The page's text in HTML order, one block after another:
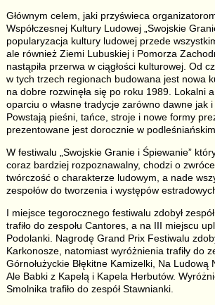
Głównym celem, jaki przyświeca
Współczesnej Kultury Ludowej „Swojskie
popularyzacja kultury ludowej przede
ale również Ziemi Lubuskiej i Pomorza
nastąpiła przerwa w ciągłości kulturowej. Od
w tych trzech regionach budowana jest nowa
na dobre rozwinęła się po roku 1989. Lokalni
oparciu o własne tradycje zarówno dawne jak i
Powstają pieśni, tańce, stroje i nowe formy
prezentowane jest dorocznie w
W festiwalu „Swojskie Granie i Śpiewanie”
coraz bardziej rozpoznawalny, chodzi o
twórczość o charakterze ludowym, a nade
zespołów do tworzenia i występów
I miejsce tegorocznego festiwalu zdobył
trafiło do zespołu Cantores, a na III miejscu
Podolanki. Nagrodę Grand Prix Festiwalu
Karkonosze, natomiast wyróżnienia trafiły do
Górnołużyckie Błękitne Kamizelki, Na Ludową
Ale Babki z Kapelą i Kapela Herbutów.
Smolnika trafiło do zespół Stawnianki.